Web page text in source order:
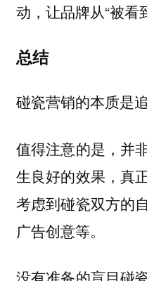
动，让品牌从“被看
总结
碰瓷营销的本质是
值得注意的是，并
生良好的效果，真
考虑到碰瓷双方的
广告创意等。